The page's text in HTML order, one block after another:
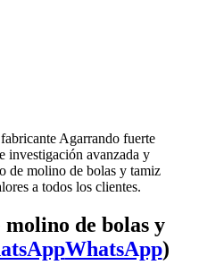
Agarrando fuerte
investigación avanzada y
de molino de bolas y tamiz
a todos los clientes.
de bolas y
WhatsApp)